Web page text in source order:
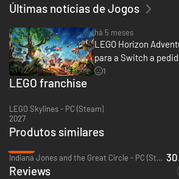
Últimas notícias de Jogos
há 5 meses
LEGO Horizon
para a Switch a
1
LEGO franchise
LEGO Skylines - PC (Steam)
2027
Produtos similares
Indiana Jones and the Great Circle - PC (Steam)
Reviews